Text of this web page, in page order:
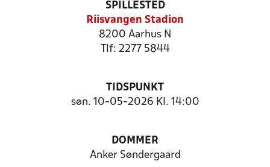
SPILLESTED
Riisvangen Stadion
8200 Aarhus N
Tlf: 2277 5844
TIDSPUNKT
søn. 10-05-2026 Kl. 14:00
DOMMER
Anker Søndergaard